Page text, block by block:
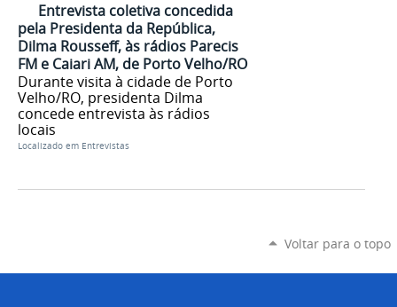
Entrevista coletiva concedida
pela Presidenta da República,
Dilma Rousseff, às rádios Parecis
FM e Caiari AM, de Porto Velho/RO
Durante visita à cidade de Porto
Velho/RO, presidenta Dilma
concede entrevista às rádios
locais
Localizado em Entrevistas
Voltar para o topo